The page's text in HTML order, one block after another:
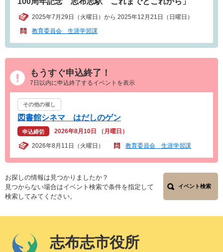
2025年7月29日（火曜日）から 2025年12月21日（日曜日）
教育委員会 生涯学習課
もうすぐ申込終了！
7日以内に申込終了するイベントを表示
その他の催し
図書館シネマ はだしのゲン
申込締切 2026年8月10日 （月曜日）
2026年8月11日（火曜日） 教育委員会 生涯学習課
お探しの情報は見つかりましたか？
見つからない場合はイベント検索で条件を指定して
検索してみてください。
イベント検索
志布志市役所